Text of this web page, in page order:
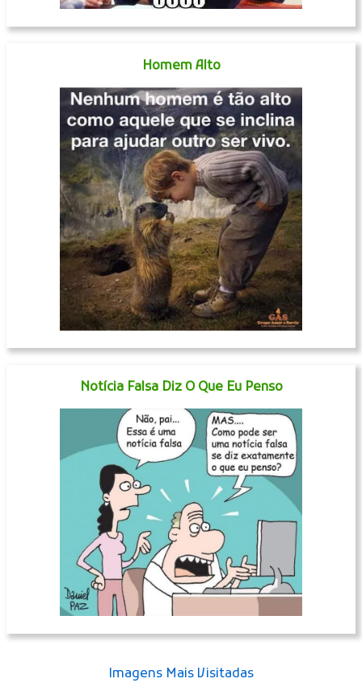
Homem Alto
Notícia Falsa Diz O Que Eu Penso
Imagens Mais Visitadas